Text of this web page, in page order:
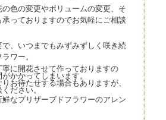
色の変更やボリュームの変更、そ
っておりますのでお気軽にご相談
、いつまでもみずみずしく咲き続
ワー。
に開花させて作っておりますの
かかってしまいます。
お待たせする場合もありますが、
ださい。
なプリザーブドフラワーのアレン